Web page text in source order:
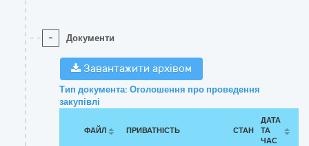
- Документи
Завантажити архівом
Тип документа: Оголошення про проведення
закупівлі
ФАЙЛ ПРИВАТНІСТЬ СТАН
ДАТА
ТА
ЧАС